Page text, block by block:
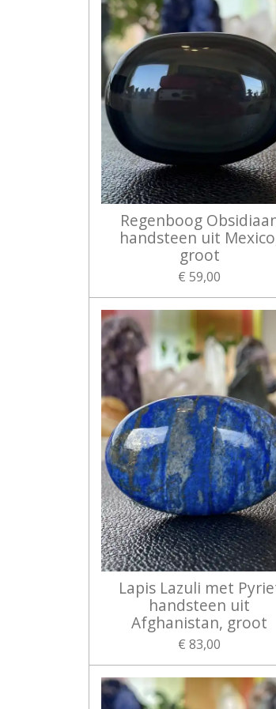
Regenboog
handsteen uit
groot
€ 59,00
Lapis Lazuli met
handsteen uit
Afghanistan, groot
€ 83,00